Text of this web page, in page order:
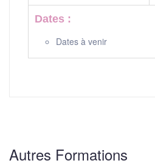
Dates :
Dates à venir
Autres Formations